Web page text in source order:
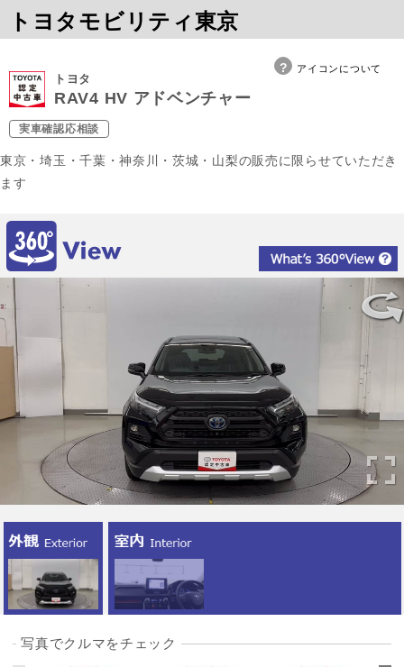
トヨタモビリティ東京
アイコンについて
トヨタ
RAV4 HV アドベンチャー
実車確認応相談
東京・埼玉・千葉・神奈川・茨城・山梨の販売に限らせていただき
ます
写真でクルマをチェック